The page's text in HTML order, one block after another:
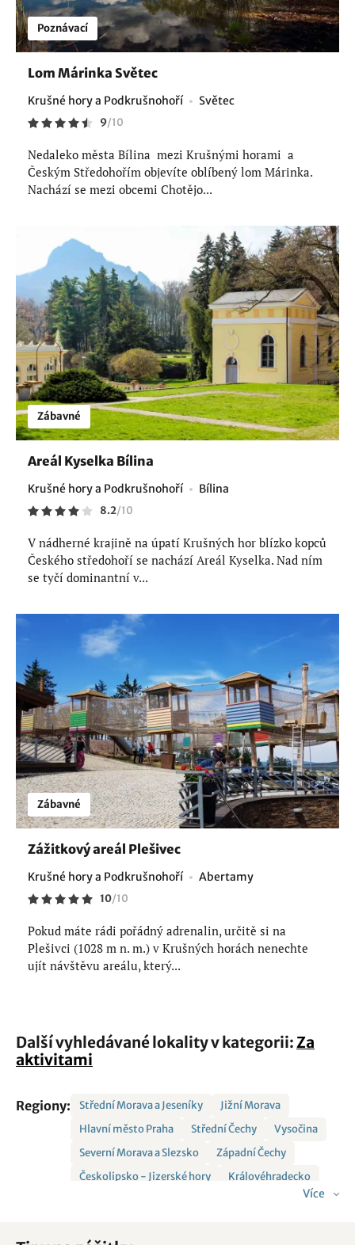
Poznávací
Lom Márinka Světec
Krušné hory a Podkrušnohoří Světec
9/10
Nedaleko města Bílina mezi Krušnými horami a
Českým Středohořím objevíte oblíbený lom Márinka.
Nachází se mezi obcemi Chotějo...
Zábavné
Areál Kyselka Bílina
Krušné hory a Podkrušnohoří Bílina
8.2/10
V nádherné krajině na úpatí Krušných hor blízko kopců
Českého středohoří se nachází Areál Kyselka. Nad ním
se tyčí dominantní v...
Zábavné
Zážitkový areál Plešivec
Krušné hory a Podkrušnohoří Abertamy
10/10
Pokud máte rádi pořádný adrenalin, určitě si na
Plešivci (1028 m n. m.) v Krušných horách nenechte
ujít návštěvu areálu, který...
Další vyhledávané lokality v kategorii:Za
aktivitami
Regiony: Střední Morava a Jeseníky
Jižní Morava
Hlavní město Praha
Střední Čechy
Vysočina
Severní Morava a Slezsko
Západní Čechy
Českolipsko - Jizerské hory
Královéhradecko
Více